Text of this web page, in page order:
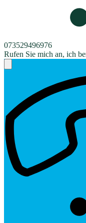
073529496976
Rufen Sie mich an, ich